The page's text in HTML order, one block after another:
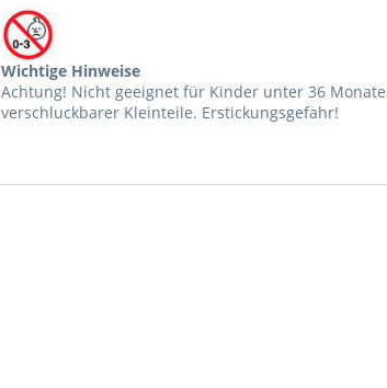
Wichtige Hinweise
Achtung! Nicht geeignet für Kinder unter 36
verschluckbarer Kleinteile. Erstickungsgefahr!